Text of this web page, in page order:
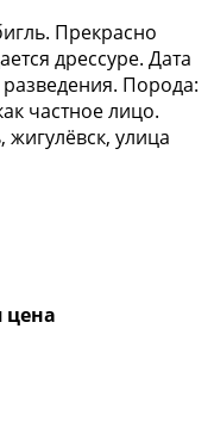
Прекрасно
дрессуре. Дата
Порода:
частное лицо.
жигулёвск, улица
цена